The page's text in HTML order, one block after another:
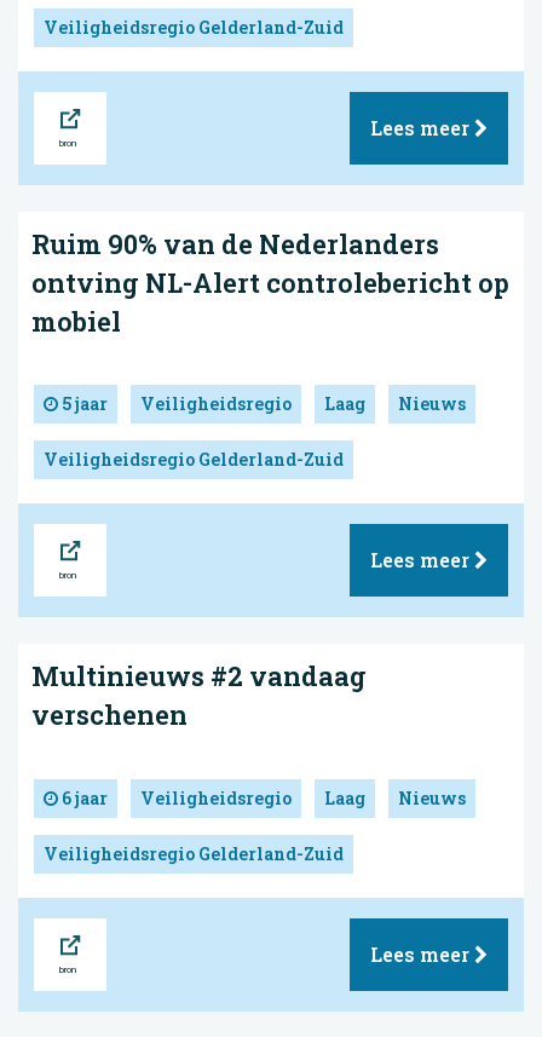
Veiligheidsregio Gelderland-Zuid
Lees meer
Ruim 90% van de Nederlanders
ontving NL-Alert controlebericht op
mobiel
5 jaar Veiligheidsregio Laag Nieuws
Veiligheidsregio Gelderland-Zuid
Lees meer
Multinieuws #2 vandaag
verschenen
6 jaar Veiligheidsregio Laag Nieuws
Veiligheidsregio Gelderland-Zuid
Lees meer